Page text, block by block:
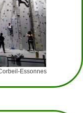
Essonnes